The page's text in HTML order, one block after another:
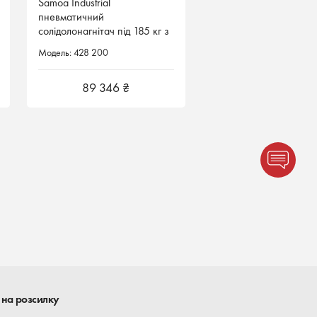
пневматичний
солідолонагнітач під 185 кг з
Модель: 428 200
89 346 ₴
на розсилку